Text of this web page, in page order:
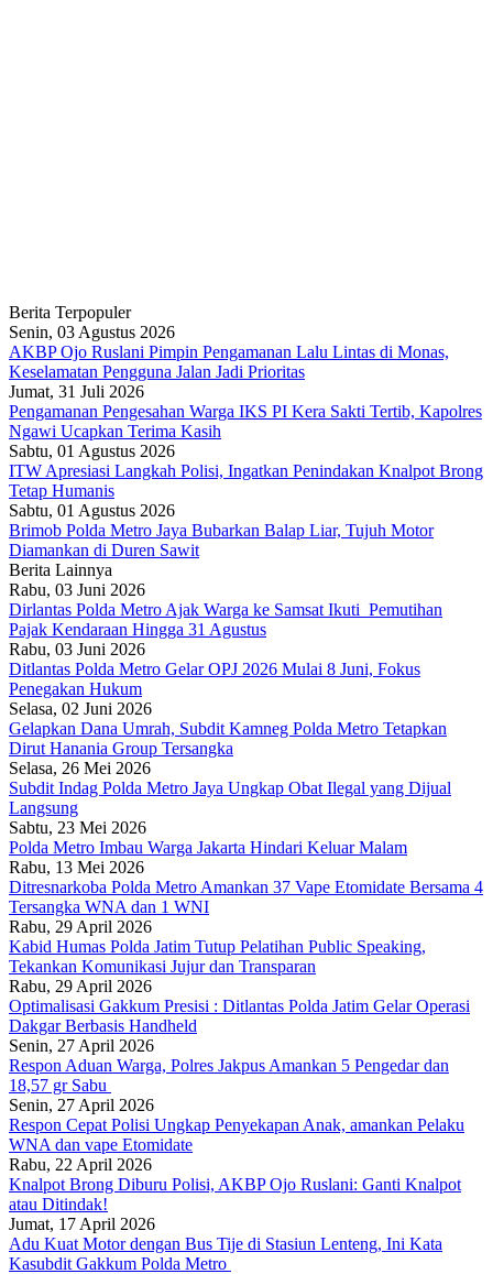
Berita Terpopuler
Senin, 03 Agustus 2026
AKBP Ojo Ruslani Pimpin Pengamanan Lalu Lintas di Monas,
Keselamatan Pengguna Jalan Jadi Prioritas
Jumat, 31 Juli 2026
Pengamanan Pengesahan Warga IKS PI Kera Sakti Tertib, Kapolres
Ngawi Ucapkan Terima Kasih
Sabtu, 01 Agustus 2026
ITW Apresiasi Langkah Polisi, Ingatkan Penindakan Knalpot Brong
Tetap Humanis
Sabtu, 01 Agustus 2026
Brimob Polda Metro Jaya Bubarkan Balap Liar, Tujuh Motor
Diamankan di Duren Sawit
Berita Lainnya
Rabu, 03 Juni 2026
Dirlantas Polda Metro Ajak Warga ke Samsat Ikuti Pemutihan
Pajak Kendaraan Hingga 31 Agustus
Rabu, 03 Juni 2026
Ditlantas Polda Metro Gelar OPJ 2026 Mulai 8 Juni, Fokus
Penegakan Hukum
Selasa, 02 Juni 2026
Gelapkan Dana Umrah, Subdit Kamneg Polda Metro Tetapkan
Dirut Hanania Group Tersangka
Selasa, 26 Mei 2026
Subdit Indag Polda Metro Jaya Ungkap Obat Ilegal yang Dijual
Langsung
Sabtu, 23 Mei 2026
Polda Metro Imbau Warga Jakarta Hindari Keluar Malam
Rabu, 13 Mei 2026
Ditresnarkoba Polda Metro Amankan 37 Vape Etomidate Bersama 4
Tersangka WNA dan 1 WNI
Rabu, 29 April 2026
Kabid Humas Polda Jatim Tutup Pelatihan Public Speaking,
Tekankan Komunikasi Jujur dan Transparan
Rabu, 29 April 2026
Optimalisasi Gakkum Presisi : Ditlantas Polda Jatim Gelar Operasi
Dakgar Berbasis Handheld
Senin, 27 April 2026
Respon Aduan Warga, Polres Jakpus Amankan 5 Pengedar dan
18,57 gr Sabu
Senin, 27 April 2026
Respon Cepat Polisi Ungkap Penyekapan Anak, amankan Pelaku
WNA dan vape Etomidate
Rabu, 22 April 2026
Knalpot Brong Diburu Polisi, AKBP Ojo Ruslani: Ganti Knalpot
atau Ditindak!
Jumat, 17 April 2026
Adu Kuat Motor dengan Bus Tije di Stasiun Lenteng, Ini Kata
Kasubdit Gakkum Polda Metro